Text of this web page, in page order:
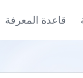
قاعدة المعرفة